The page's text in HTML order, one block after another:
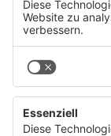
Wir